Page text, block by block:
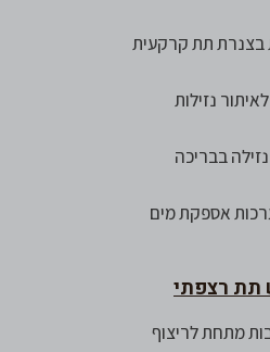
בצנרת תת קרקעית
נזילות
בבריכה
אספקת מים
תת רצפתי
מתחת לריצוף